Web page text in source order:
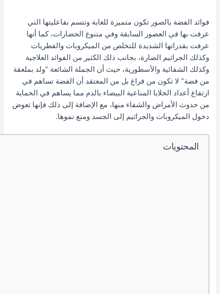
فوائد الفضة بالصور تكون متميزة للغاية وتتسم بفاعليتها التي
عرفت بها في العصور السابقة وفي متنوع الحضارات، كما أنها
عرفت بقدراتها الشديدة للتخلص من الميكروبات والفطريات
وكذلك الجراثيم الضارة، بجانب ذلك الكثير من الفوائد العلاجية
وكذلك الشفائية والأسطورية، حيث أن الجملة الشائعة “ولد بملعقة
من فضة” لا تكون من فراغ بل من المعتقد أن الفضة تساهم في
ارتفاع أعداد الخلايا المناعية البيضاء بالدم مما يساهم في الحماية
من حدوث الأمراض والشفاء منها، مع الإضافة إلى ذلك فإنها تعوض
دخول الميكروبات والجراثيم إلى الجسد ومنع نموها.
المحتويات